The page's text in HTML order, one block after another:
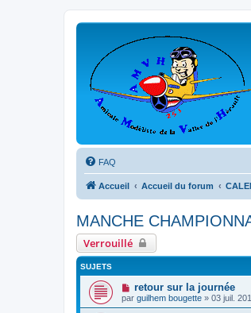
FAQ
Accueil Accueil du forum
MANCHE
Verrouillé
SUJETS
retour sur la journée
par guilhem bougette » 03 juil.